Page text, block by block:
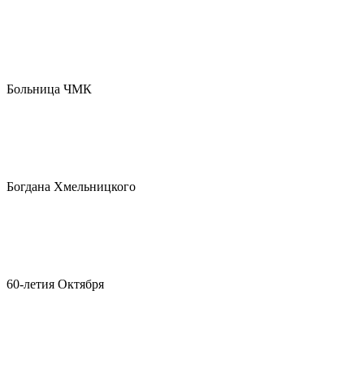
Больница ЧМК
Богдана Хмельницкого
60-летия Октября